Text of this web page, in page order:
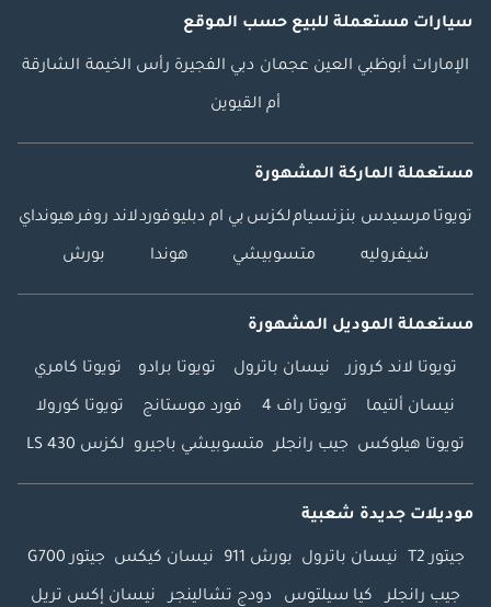
سيارات مستعملة للبيع حسب الموقع
الإمارات أبوظبي العين عجمان دبي الفجيرة رأس الخيمة الشارقة
أم القيوين
مستعملة الماركة المشهورة
تويوتا مرسيدس بنزنسياملكزس بي ام دبليوفوردلاند روفرهيونداي
شيفروليه متسوبيشي هوندا بورش
مستعملة الموديل المشهورة
تويوتا لاند كروزر نيسان باترول تويوتا برادو تويوتا كامري
نيسان ألتيما تويوتا راف 4 فورد موستانج تويوتا كورولا
تويوتا هيلوكس جيب رانجلر متسوبيشي باجيرو لكزس LS 430
موديلات جديدة شعبية
جيتور T2 نيسان باترول بورش 911 نيسان كيكس جيتور G700
جيب رانجلر كيا سيلتوس دودج تشالينجر نيسان إكس تريل